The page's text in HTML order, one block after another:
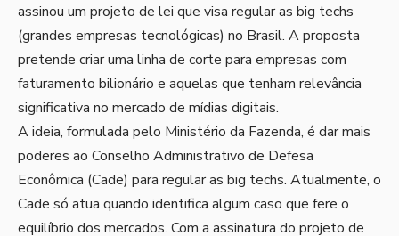
assinou um projeto de lei que visa regular as big techs
(grandes empresas tecnológicas) no Brasil. A proposta
pretende criar uma linha de corte para empresas com
faturamento bilionário e aquelas que tenham relevância
significativa no mercado de mídias digitais.
A ideia, formulada pelo Ministério da Fazenda, é dar mais
poderes ao Conselho Administrativo de Defesa
Econômica (Cade) para regular as big techs. Atualmente, o
Cade só atua quando identifica algum caso que fere o
equilíbrio dos mercados. Com a assinatura do projeto de